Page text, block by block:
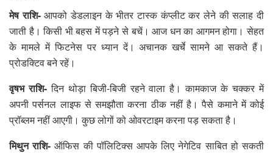
मेष राशि-आपको डेडलाइन के भीतर टास्क कंप्लीट कर लेने की सलाह दी
जाती है। किसी भी बहस में पड़ने से बचें। आज धन का आगमन होगा। सेहत
के मामले में फिटनेस पर ध्यान दें। अचानक खर्चे सामने आ सकते हैं।
प्रोडक्टिव बने रहें।
वृषभ राशि-दिन थोड़ा बिजी-बिजी रहने वाला है। कामकाज के चक्कर में
अपनी पर्सनल लाइफ से समझौता करना ठीक नहीं है। पैसे कमाने में कोई
प्रॉब्लम नहीं आएगी। कुछ लोगों को ओवरटाइम करना पड़ सकता है।
मिथुन राशि- ऑफिस की पॉलिटिक्स आपके लिए नेगेटिव साबित हो सकती